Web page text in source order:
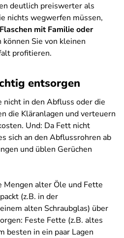
deutlich preiswerter als
nichts wegwerfen müssen,
mit Familie oder
können Sie von kleinen
profitieren.
entsorgen
nicht in den Abfluss oder die
die Kläranlagen und verteuern
Und: Da Fett nicht
sich an den Abflussrohren ab
und üblen Gerüchen
Mengen alter Öle und Fette
(z.B. in der
alten Schraubglas) über
Feste Fette (z.B. altes
besten in ein paar Lagen